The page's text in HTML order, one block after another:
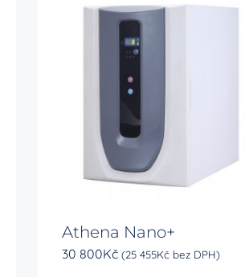
Athena Nano+
30 800Kč (25 455Kčbez DPH)